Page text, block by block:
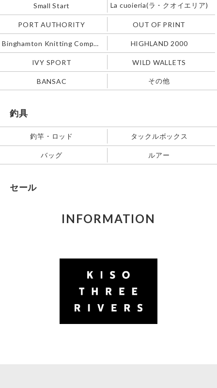
Small Start La cuoieria(ラ・クオイエリア)
PORT AUTHORITY OUT OF PRINT
Binghamton Knitting Company HIGHLAND 2000
IVY SPORT WILD WALLETS
BANSAC その他
釣具
釣竿・ロッド タックルボックス
バッグ ルアー
セール
INFORMATION